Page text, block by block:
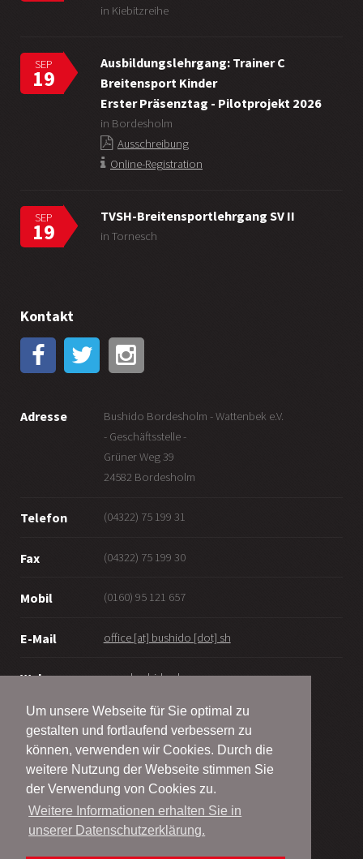
Um unsere Webseite für Sie optimal zu
gestalten und fortlaufend verbessern zu
können, verwenden wir Cookies. Durch die
weitere Nutzung der Webseite stimmen Sie
der Verwendung von Cookies zu.
Weitere Informationen erhalten Sie in
unserer Datenschutzerklärung.
in Kiebitzreihe
SEP
19
Ausbildungslehrgang: Trainer C
Breitensport Kinder
Erster Präsenztag - Pilotprojekt 2026
in Bordesholm
Ausschreibung
Online-Registration
SEP
19
TVSH-Breitensportlehrgang SV II
in Tornesch
Kontakt
Adresse
Bushido Bordesholm - Wattenbek e.V.
- Geschäftsstelle -
Grüner Weg 39
24582 Bordesholm
Telefon (04322) 75 199 31
Fax (04322) 75 199 30
Mobil (0160) 95 121 657
E-Mail office [at] bushido [dot] sh
Web www.bushido.sh
© Bushido Bordesholm - Wattenbek e.V.
2001 - 2026
Alle Rechte vorbehalten